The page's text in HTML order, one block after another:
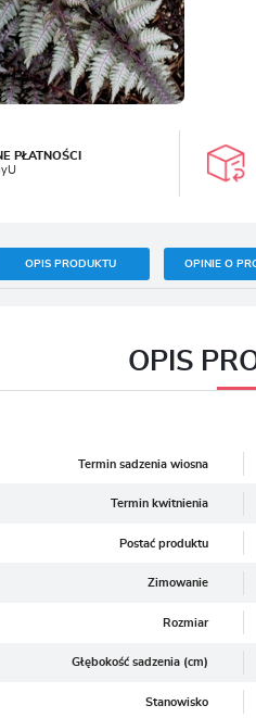
PŁATNOŚCI
OPIS PRODUKTU OPINIE O
OPIS
Termin sadzenia wiosna
Termin kwitnienia
Postać produktu
Zimowanie
Rozmiar
Głębokość sadzenia (cm)
Stanowisko